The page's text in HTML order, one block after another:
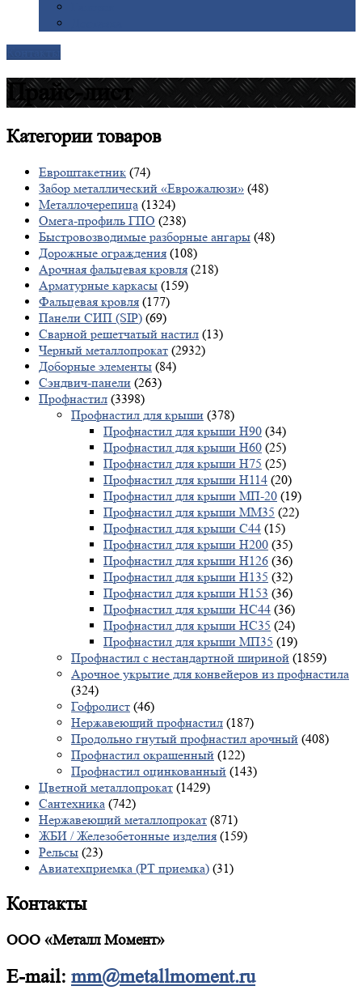
Прайс-лист
Категориитоваров
Евроштакетник (74)
Забор металлический «Еврожалюзи» (48)
Металлочерепица (1324)
Омега-профиль ГПО (238)
Быстровозводимые разборные ангары (48)
Дорожные ограждения (108)
Арочная фальцевая кровля (218)
Арматурные каркасы (159)
Фальцевая кровля (177)
Панели СИП (SIP) (69)
Сварной решетчатый настил (13)
Черный металлопрокат (2932)
Доборные элементы (84)
Сэндвич-панели (263)
Профнастил (3398)
Профнастил для крыши (378)
Профнастил для крыши Н90 (34)
Профнастил для крыши Н60 (25)
Профнастил для крыши Н75 (25)
Профнастил для крыши Н114 (20)
Профнастил для крыши МП-20 (19)
Профнастил для крыши ММ35 (22)
Профнастил для крыши С44 (15)
Профнастил для крыши Н200 (35)
Профнастил для крыши Н126 (36)
Профнастил для крыши Н135 (32)
Профнастил для крыши Н153 (36)
Профнастил для крыши НС44 (36)
Профнастил для крыши НС35 (24)
Профнастил для крыши МП35 (19)
Профнастил с нестандартной шириной (1859)
Арочное укрытие для конвейеров из профнастила
(324)
Гофролист (46)
Нержавеющий профнастил (187)
Продольно гнутый профнастил арочный (408)
Профнастил окрашенный (122)
Профнастил оцинкованный (143)
Цветной металлопрокат (1429)
Сантехника (742)
Нержавеющий металлопрокат (871)
ЖБИ / Железобетонные изделия (159)
Рельсы (23)
Авиатехприемка (РТ приемка) (31)
Контакты
ООО «Металл Момент»
E-mail: mm@metallmoment.ru